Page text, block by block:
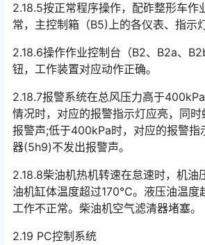
2.18.5按正常程序操作，配砟整形车作
常，主控制箱（B5)上的各仪表、指示
2.18.6操作作业控制台（B2、B2a、
钮，工作装置对应动作正确。
2.18.7报警系统在总风压力高于
情况时，对应的报警指示灯应亮，同
报警声;低于400kPa时，对应的报警指
器(5h9)不发出报警声。󠅅󠅃󠄵󠅂󠄪󠇖󠆨󠆨󠇕󠆞󠆒󠅬󠇘󠆭󠆘󠇙󠆝󠅵󠇗󠆭󠆁󠄐󠇗󠅹󠅸󠇖󠆍󠅳󠇖󠅹󠅰󠇖󠆌󠅹
2.18.8柴油机热机转速在怠速时，机油
油机缸体温度超过170℃。液压油温
工作不正常。柴油机空气滤清器堵塞。
2.19 PC控制系统